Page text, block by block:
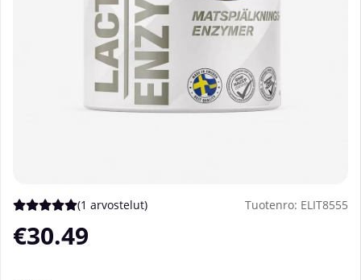
Keskiarvoluokitus 5 / 5 Arvioiden määrä 1
(1 arvostelut) Tuotenro: ELIT8555
€30.49